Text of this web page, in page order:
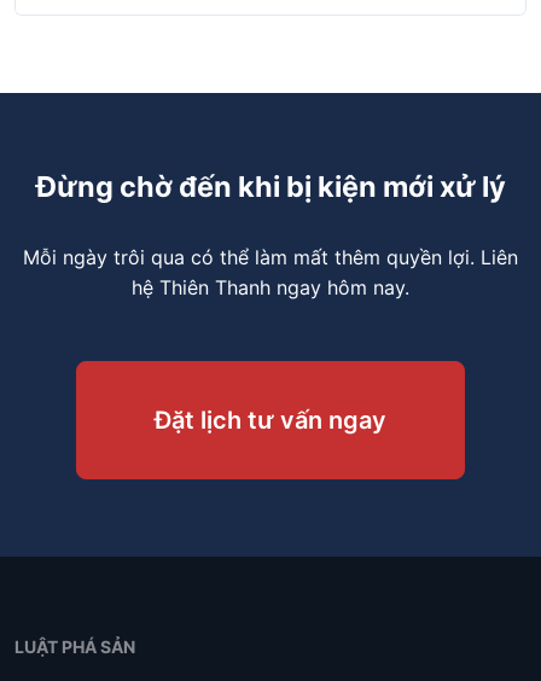
Đừng chờ đến khi bị kiện mới xử lý
Mỗi ngày trôi qua có thể làm mất thêm quyền lợi. Liên
hệ Thiên Thanh ngay hôm nay.
Đặt lịch tư vấn ngay
LUẬT PHÁ SẢN